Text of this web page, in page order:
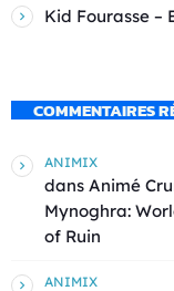
Kid Fourasse –
COMMENTAIRES
ANIMIX
dans Animé
Mynoghra:
of Ruin
ANIMIX